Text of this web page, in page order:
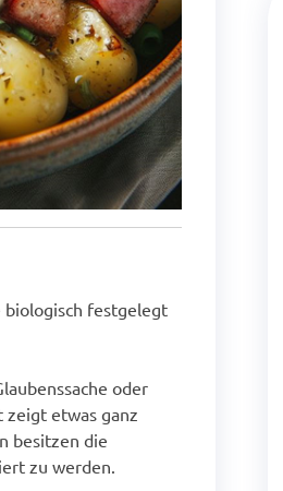
biologisch festgelegt
oder
zeigt etwas ganz
besitzen die
zu werden.
Energie
Hypnose Therapeut
Hypnose Frauenfeld